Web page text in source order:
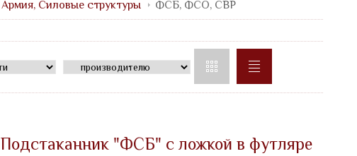
Армия, Силовые структуры ФСБ, ФСО, СВР
Подстаканник "ФСБ" с ложкой в футляре